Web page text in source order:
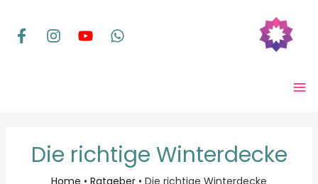
Inhalt
springen
Die richtige Winterdecke
Home • Ratgeber • Die richtige Winterdecke